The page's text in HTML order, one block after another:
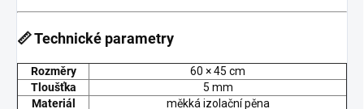
📏 Technické parametry
Rozměry
60 × 45 cm
Tloušťka
5 mm
Materiál
měkká izolační pěna